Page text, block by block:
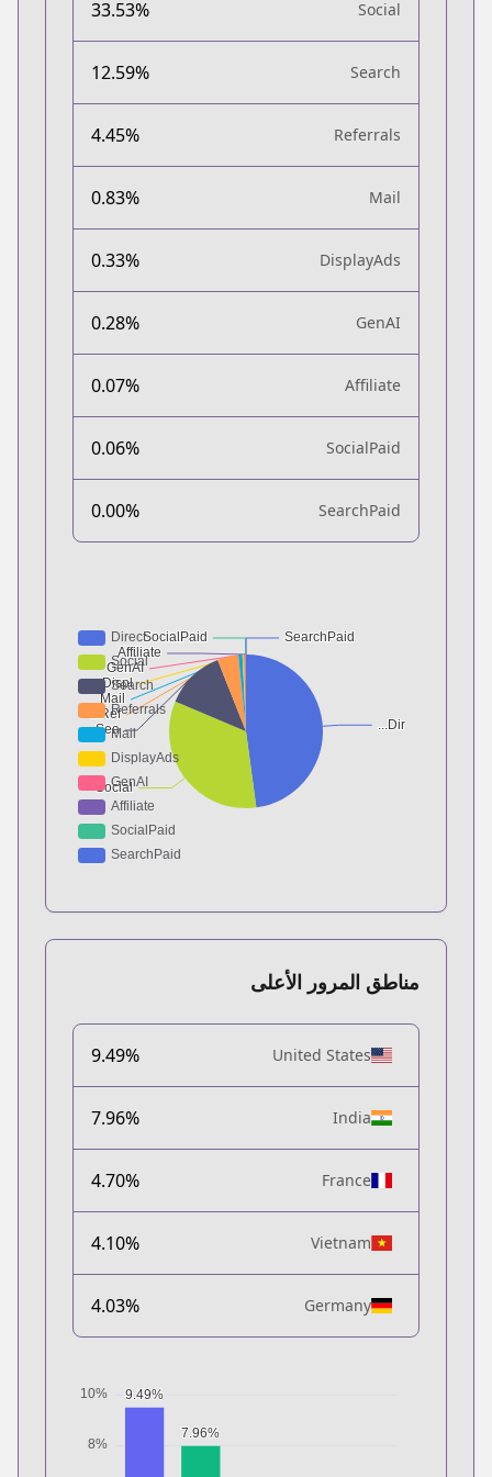
Social
33.53%
Search
12.59%
Referrals
4.45%
Mail
0.83%
DisplayAds
0.33%
GenAI
0.28%
Affiliate
0.07%
SocialPaid
0.06%
SearchPaid
0.00%
مناطق المرور الأعلى
United States
9.49%
India
7.96%
France
4.70%
Vietnam
4.10%
Germany
4.03%